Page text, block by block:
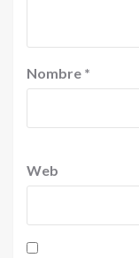
Nombre *
Web